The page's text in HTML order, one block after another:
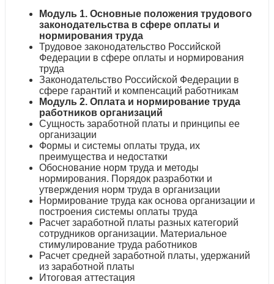
Модуль 1. Основные положения трудового
законодательства в сфере оплаты и
нормирования труда
Трудовое законодательство Российской
Федерации в сфере оплаты и нормирования
труда
Законодательство Российской Федерации в
сфере гарантий и компенсаций работникам
Модуль 2. Оплата и нормирование труда
работников организаций
Сущность заработной платы и принципы ее
организации
Формы и системы оплаты труда, их
преимущества и недостатки
Обоснование норм труда и методы
нормирования. Порядок разработки и
утверждения норм труда в организации
Нормирование труда как основа организации и
построения системы оплаты труда
Расчет заработной платы разных категорий
сотрудников организации. Материальное
стимулирование труда работников
Расчет средней заработной платы, удержаний
из заработной платы
Итоговая аттестация